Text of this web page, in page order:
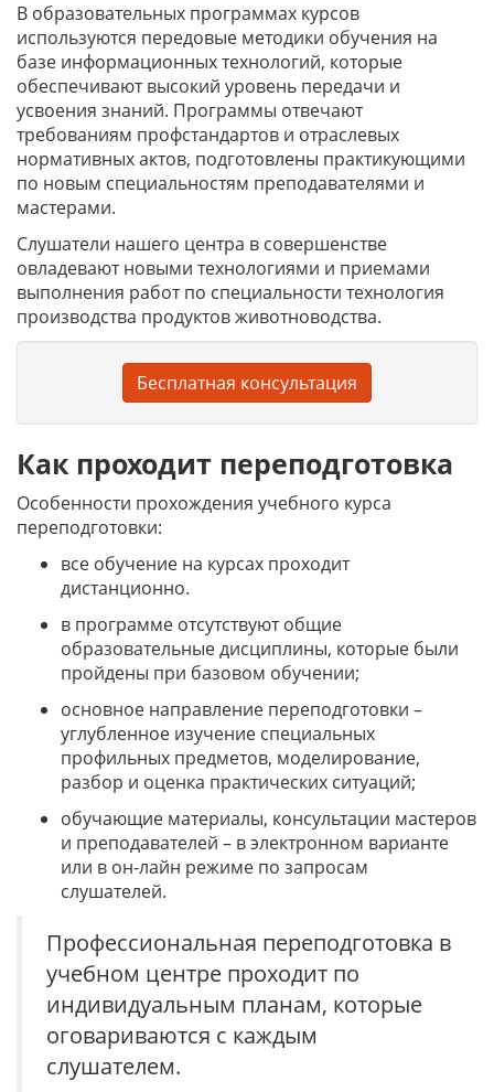
В образовательных программах курсов
используются передовые методики обучения на
базе информационных технологий, которые
обеспечивают высокий уровень передачи и
усвоения знаний. Программы отвечают
требованиям профстандартов и отраслевых
нормативных актов, подготовлены практикующими
по новым специальностям преподавателями и
мастерами.
Слушатели нашего центра в совершенстве
овладевают новыми технологиями и приемами
выполнения работ по специальности технология
производства продуктов животноводства.
Бесплатная консультация
Как проходит переподготовка
Особенности прохождения учебного курса
переподготовки:
все обучение на курсах проходит
дистанционно.
в программе отсутствуют общие
образовательные дисциплины, которые были
пройдены при базовом обучении;
основное направление переподготовки –
углубленное изучение специальных
профильных предметов, моделирование,
разбор и оценка практических ситуаций;
обучающие материалы, консультации мастеров
и преподавателей – в электронном варианте
или в он-лайн режиме по запросам
слушателей.
Профессиональная переподготовка в
учебном центре проходит по
индивидуальным планам, которые
оговариваются с каждым
слушателем.